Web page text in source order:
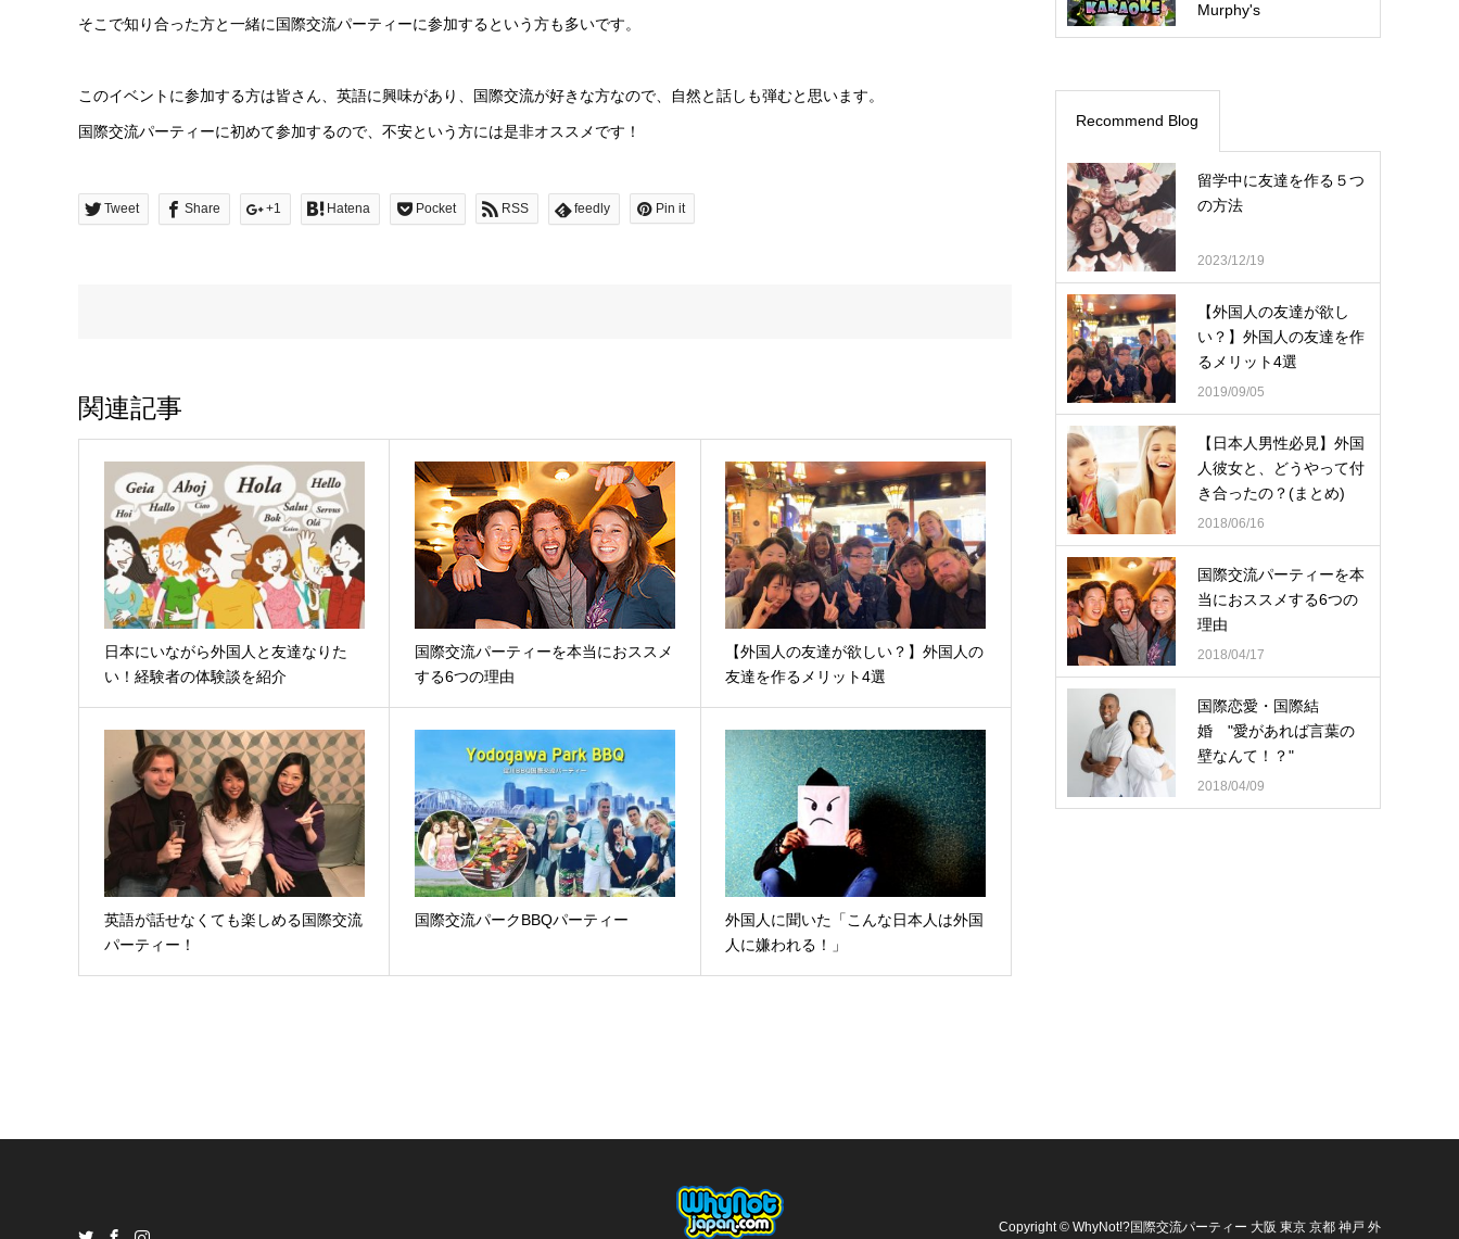
そこで知り合った方と一緒に国際交流パーティーに参加するという方も多いです。
このイベントに参加する方は皆さん、英語に興味があり、国際交流が好きな方なので、自然と話しも弾むと思います。
国際交流パーティーに初めて参加するので、不安という方には是非オススメです！
Tweet Share +1 Hatena Pocket RSS feedly Pin it
関連記事
日本にいながら外国人と友達なりた
い！経験者の体験談を紹介
国際交流パーティーを本当におススメ
する6つの理由
【外国人の友達が欲しい？】外国人の
友達を作るメリット4選
英語が話せなくても楽しめる国際交流
パーティー！
国際交流パークBBQパーティー
外国人に聞いた「こんな日本人は外国
人に嫌われる！」
Murphy's
Recommend Blog
留学中に友達を作る５つ
の方法
2023/12/19
【外国人の友達が欲し
い？】外国人の友達を作
るメリット4選
2019/09/05
【日本人男性必見】外国
人彼女と、どうやって付
き合ったの？(まとめ)
2018/06/16
国際交流パーティーを本
当におススメする6つの
理由
2018/04/17
国際恋愛・国際結
婚 "愛があれば言葉の
壁なんて！？"
2018/04/09
Copyright © WhyNot!?国際交流パーティー 大阪 東京 京都 神戸 外